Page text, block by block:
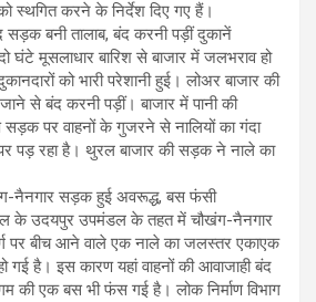
स्थगित करने के निर्देश दिए गए हैं।
सड़क बनी तालाब, बंद करनी पड़ीं दुकानें
घंटे मूसलाधार बारिश से बाजार में जलभराव हो
को भारी परेशानी हुई। लोअर बाजार की
से बंद करनी पड़ीं। बाजार में पानी की
सड़क पर वाहनों के गुजरने से नालियों का गंदा
पर पड़ रहा है। थुरल बाजार की सड़क ने नाले का
नैनगार सड़क हुई अवरूद्ध, बस फंसी
के उदयपुर उपमंडल के तहत में चौखंग-नैनगार
पर बीच आने वाले एक नाले का जलस्तर एकाएक
गई है। इस कारण यहां वाहनों की आवाजाही बंद
की एक बस भी फंस गई है। लोक निर्माण विभाग